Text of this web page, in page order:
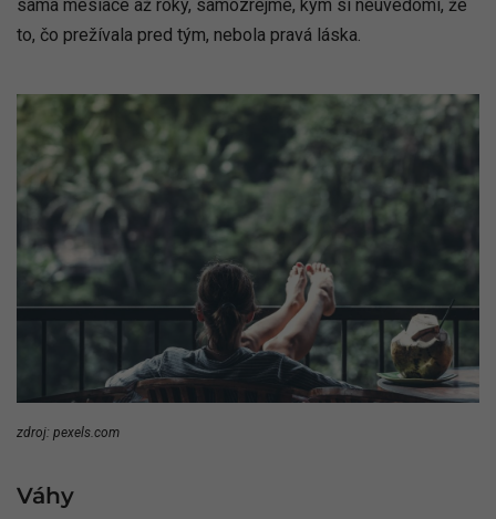
sama mesiace až roky, samozrejme, kým si neuvedomí, že
to, čo prežívala pred tým, nebola pravá láska.
zdroj: pexels.com
Váhy